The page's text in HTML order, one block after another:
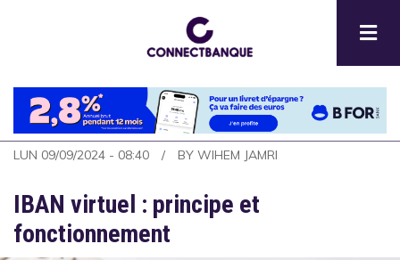
principal
LUN 09/09/2024 - 08:40 BY WIHEM JAMRI
IBAN virtuel : principe et
fonctionnement